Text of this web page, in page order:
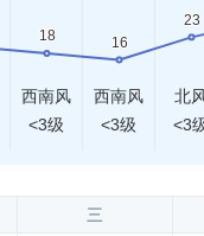
西南风
<3级
西南风
<3级
北
<3
三